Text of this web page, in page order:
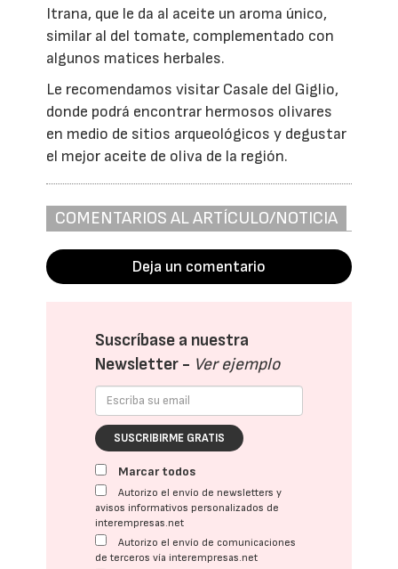
Itrana, que le da al aceite un aroma único,
similar al del tomate, complementado con
algunos matices herbales.
Le recomendamos visitar Casale del Giglio,
donde podrá encontrar hermosos olivares
en medio de sitios arqueológicos y degustar
el mejor aceite de oliva de la región.
COMENTARIOS AL ARTÍCULO/NOTICIA
Deja un comentario
Suscríbase a nuestra
Newsletter - Ver ejemplo
SUSCRIBIRME GRATIS
Marcar todos
Autorizo el envío de newsletters y
avisos informativos personalizados de
interempresas.net
Autorizo el envío de comunicaciones
de terceros vía interempresas.net